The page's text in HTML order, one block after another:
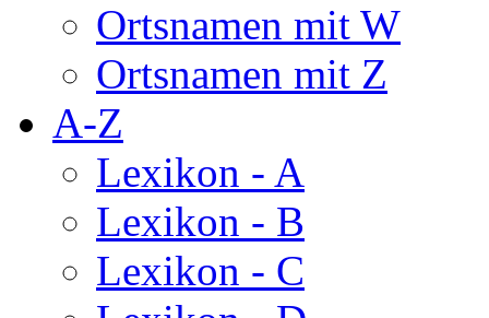
Ortsnamen mit W
Ortsnamen mit Z
A-Z
Lexikon - A
Lexikon - B
Lexikon - C